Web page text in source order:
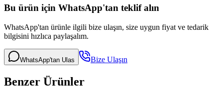
Bu ürün için WhatsApp'tan teklif alın
WhatsApp'tan ürünle ilgili bize ulaşın, size uygun fiyat ve tedarik
bilgisini hızlıca paylaşalım.
WhatsApp'tan Ulas Bize Ulaşın
Benzer Ürünler